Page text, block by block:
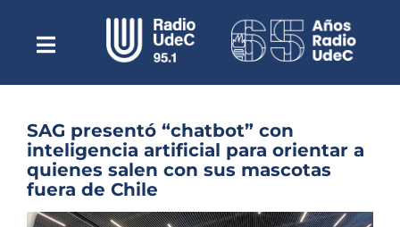
contenidoToggle
NavigationEscuchar Radio UdeC en vivo
Quiénes Somos
Programación
SAG presentó “chatbot” con
inteligencia artificial para orientar a
quienes salen con sus mascotas
fuera de Chile
Ver